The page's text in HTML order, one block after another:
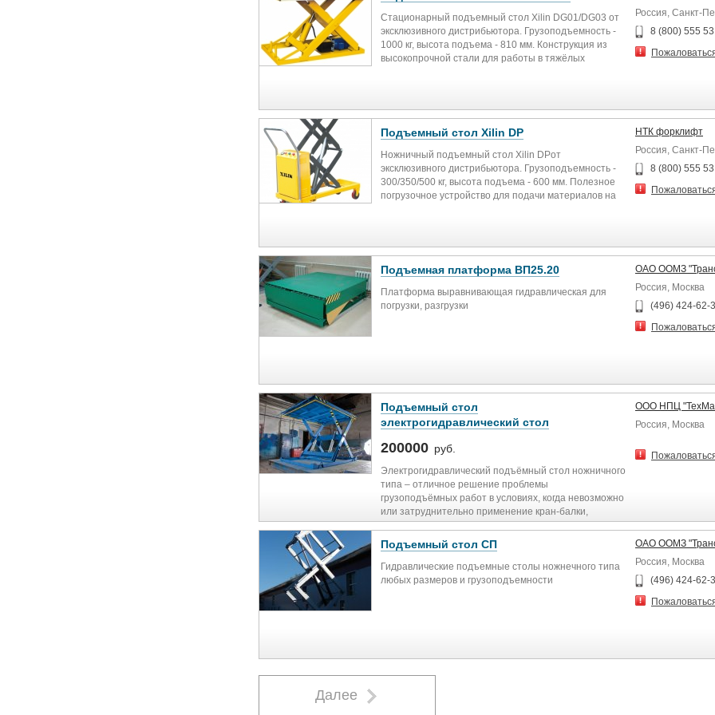
Стационарный подъемный стол Xilin DG01/DG03 от
эксклюзивного дистрибьютора. Грузоподъемность -
1000 кг, высота подъема - 810 мм. Конструкция из
высокопрочной стали для работы в тяжёлых
запчасти, сервис по всей РФ. www.ntk-forklift.ru
Россия, Санкт-
8 (800) 555
Подъемный стол Xilin DP
Ножничный подъемный стол Xilin DPот
эксклюзивного дистрибьютора. Грузоподъемность -
300/350/500 кг, высота подъема - 600 мм. Полезное
погрузочное устройство для подачи материалов на
Гарантия, запчасти, сервис по всей РФ. www.ntk-
forklift.ru
НТК форклифт
Россия, Санкт-
8 (800) 555
Подъемная платформа ВП25.20
Платформа выравнивающая гидравлическая для
погрузки, разгрузки
ОАО ООМЗ
Россия, Москва
(496) 424-62-
Подъемный стол
электрогидравлический стол
200000 руб.
Электрогидравлический подъёмный стол ножничного
типа – отличное решение проблемы
грузоподъёмных работ в условиях, когда невозможно
или затруднительно применение кран-балки,
мобильного крана, тельфера или шахтного
подъёмника.
ООО НПЦ
Россия, Москва
Подъемный стол СП
Гидравлические подъемные столы ножнечного типа
любых размеров и грузоподъемности
ОАО ООМЗ
Россия, Москва
(496) 424-62-
Далее